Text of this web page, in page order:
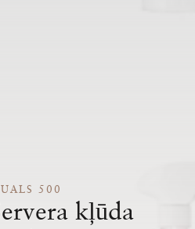
500
kļūda